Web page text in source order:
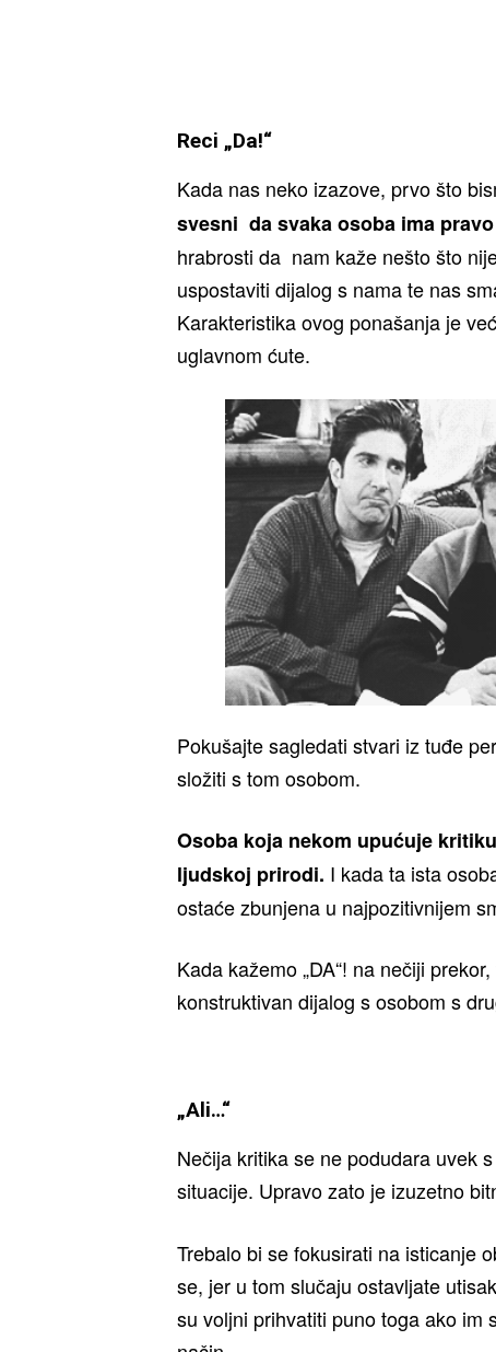
Reci „Da!“
Kada nas neko izazove, prvo što
svesni da svaka osoba ima
hrabrosti da nam kaže nešto što
uspostaviti dijalog s nama te nas
Karakteristika ovog ponašanja je
uglavnom ćute.
Pokušajte sagledati stvari iz tuđe
složiti s tom osobom.
Osoba koja nekom upućuje
ljudskoj prirodi. I kada ta ista
ostaće zbunjena u najpozitivnijem
Kada kažemo „DA“! na nečiji
konstruktivan dijalog s osobom s
„Ali…“
Nečija kritika se ne podudara uvek
situacije. Upravo zato je izuzetno
Trebalo bi se fokusirati na isticanje
se, jer u tom slučaju ostavljate
su voljni prihvatiti puno toga ako im